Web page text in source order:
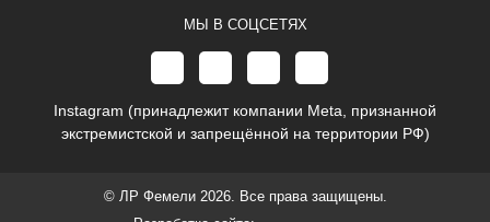
МЫ В СОЦСЕТЯХ
Instagram (принадлежит компании Meta, признанной
экстремистской и запрещённой на территории РФ)
© ЛР Фемели 2026. Все права защищены.